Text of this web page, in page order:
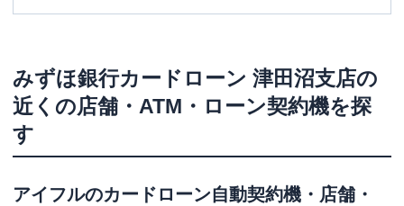
みずほ銀行カードローン 津田沼支店の
近くの店舗・ATM・ローン契約機を探
す
アイフルのカードローン自動契約機・店舗・